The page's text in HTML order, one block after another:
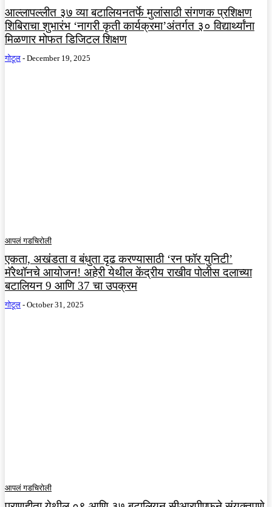
आल्लापल्लीत ३७ व्या बटालियनतर्फे मुलांसाठी संगणक प्रशिक्षण
शिबिराचा शुभारंभ ‘नागरी कृती कार्यक्रमा’अंतर्गत ३० विद्यार्थ्यांना
मिळणार मोफत डिजिटल शिक्षण
गोटूल - December 19, 2025
आपलं गडचिरोली
एकता, अखंडता व बंधुता दृढ करण्यासाठी ‘रन फॉर युनिटी’
मॅरेथॉनचे आयोजन! अहेरी येथील केंद्रीय राखीव पोलीस दलाच्या
बटालियन 9 आणि 37 चा उपक्रम
गोटूल - October 31, 2025
आपलं गडचिरोली